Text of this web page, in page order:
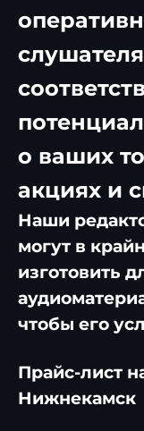
о ваших
акциях и
Наши
могут в
изготовить
чтобы его
Прайс-лист
Нижнекамск